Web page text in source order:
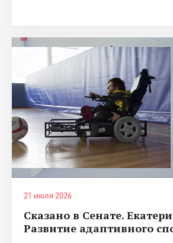
21 июля 2026
Сказано в Сенате.
Развитие адаптивного